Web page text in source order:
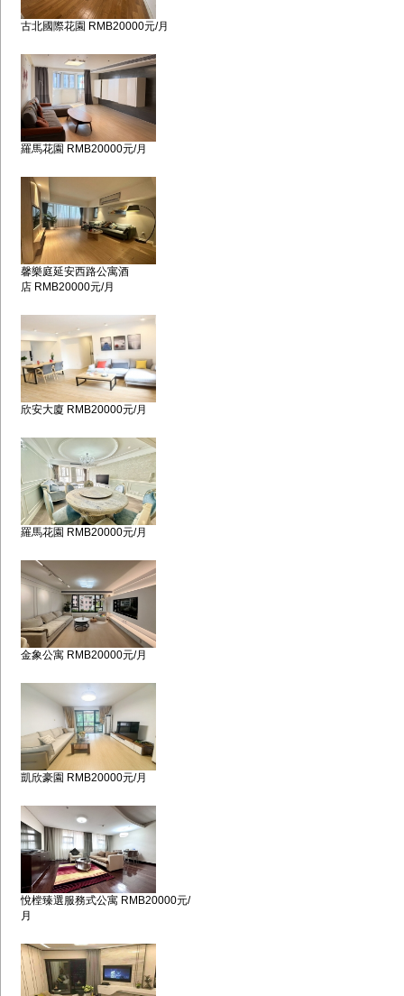
古北國際花園 RMB20000元/月
羅馬花園 RMB20000元/月
馨樂庭延安西路公寓酒
店 RMB20000元/月
欣安大廈 RMB20000元/月
羅馬花園 RMB20000元/月
金象公寓 RMB20000元/月
凱欣豪園 RMB20000元/月
悅樘臻選服務式公寓 RMB20000元/
月